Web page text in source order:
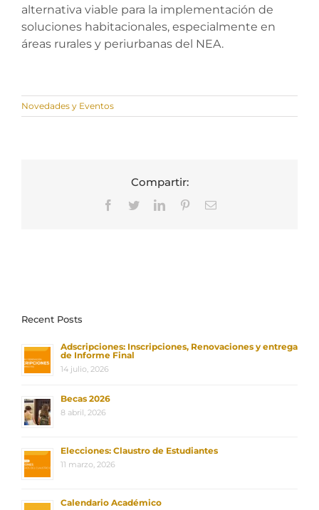
alternativa viable para la implementación de
soluciones habitacionales, especialmente en
áreas rurales y periurbanas del NEA.
Novedades y Eventos
Compartir:
Facebook
TwitterLinkedInPinterestCorreo
Recent Posts
Adscripciones: Inscripciones, Renovaciones y entrega
de Informe Final
14 julio, 2026
Becas 2026
8 abril, 2026
Elecciones: Claustro de Estudiantes
11 marzo, 2026
Calendario Académico